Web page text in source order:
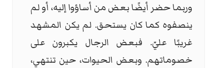
وربما حضر أيضًا بعض من أساؤوا إليه، أو لم
ينصفوه كما كان يستحق. لم يكن المشهد
غريبًا عليّ. فبعض الرجال يكبرون على
خصوماتهم. وبعض الحيوات، حين تنتهي،